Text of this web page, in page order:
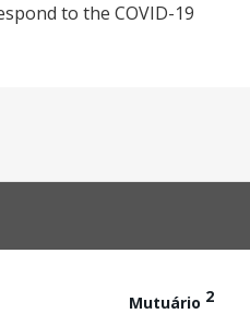
to the COVID-19
Mutuário 2